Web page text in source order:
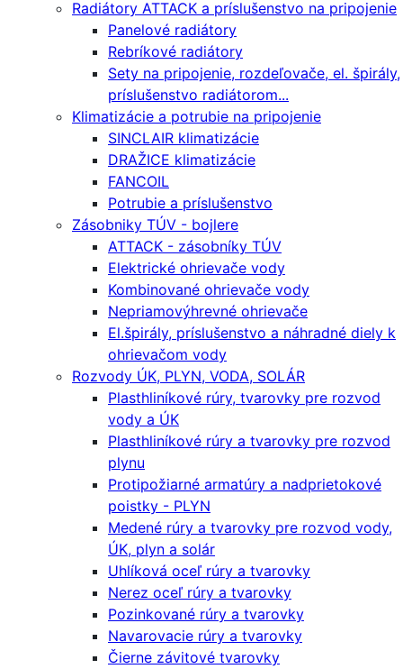
Radiátory ATTACK a príslušenstvo na pripojenie
Panelové radiátory
Rebríkové radiátory
Sety na pripojenie, rozdeľovače, el. špirály,
príslušenstvo radiátorom...
Klimatizácie a potrubie na pripojenie
SINCLAIR klimatizácie
DRAŽICE klimatizácie
FANCOIL
Potrubie a príslušenstvo
Zásobniky TÚV - bojlere
ATTACK - zásobníky TÚV
Elektrické ohrievače vody
Kombinované ohrievače vody
Nepriamovýhrevné ohrievače
El.špirály, príslušenstvo a náhradné diely k
ohrievačom vody
Rozvody ÚK, PLYN, VODA, SOLÁR
Plasthliníkové rúry, tvarovky pre rozvod
vody a ÚK
Plasthliníkové rúry a tvarovky pre rozvod
plynu
Protipožiarné armatúry a nadprietokové
poistky - PLYN
Medené rúry a tvarovky pre rozvod vody,
ÚK, plyn a solár
Uhlíková oceľ rúry a tvarovky
Nerez oceľ rúry a tvarovky
Pozinkované rúry a tvarovky
Navarovacie rúry a tvarovky
Čierne závitové tvarovky